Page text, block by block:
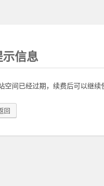
示信息
空间已经过期，续费后可以继续
回